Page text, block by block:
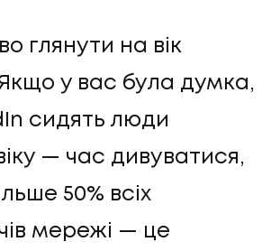
глянути на вік
Якщо у вас була думка,
сидять люди
— час дивуватися,
50% всіх
мережі — це